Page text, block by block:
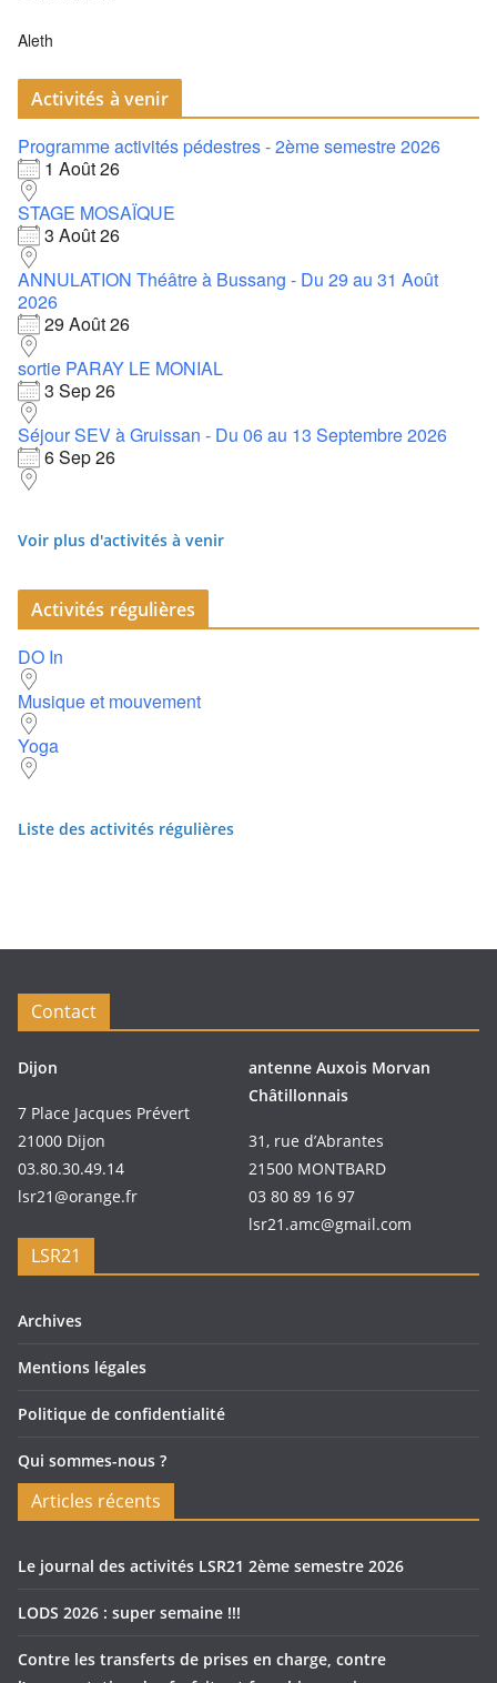
Aleth
Activités à venir
Programme activités pédestres - 2ème semestre 2026
1 Août 26
STAGE MOSAÏQUE
3 Août 26
ANNULATION Théâtre à Bussang - Du 29 au 31 Août
2026
29 Août 26
sortie PARAY LE MONIAL
3 Sep 26
Séjour SEV à Gruissan - Du 06 au 13 Septembre 2026
6 Sep 26
Voir plus d'activités à venir
Activités régulières
DO In
Musique et mouvement
Yoga
Liste des activités régulières
Contact
Dijon
7 Place Jacques Prévert
21000 Dijon
03.80.30.49.14
lsr21@orange.fr
antenne Auxois Morvan
Châtillonnais
31, rue d’Abrantes
21500 MONTBARD
03 80 89 16 97
lsr21.amc@gmail.com
LSR21
Archives
Mentions légales
Politique de confidentialité
Qui sommes-nous ?
Articles récents
Le journal des activités LSR21 2ème semestre 2026
LODS 2026 : super semaine !!!
Contre les transferts de prises en charge, contre